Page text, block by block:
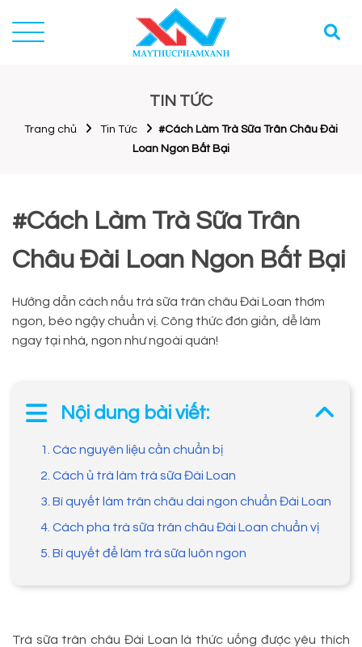
TIN TỨC
Trang chủ Tin Tức
#Cách Làm Trà Sữa Trân Châu Đài
Loan Ngon Bất Bại
#Cách Làm Trà Sữa Trân
Châu Đài Loan Ngon Bất Bại
Hướng dẫn cách nấu trà sữa trân châu Đài Loan thơm
ngon, béo ngậy chuẩn vị. Công thức đơn giản, dễ làm
ngay tại nhà, ngon như ngoài quán!
Nội dung bài viết:
1. Các nguyên liệu cần chuẩn bị
2. Cách ủ trà làm trà sữa Đài Loan
3. Bí quyết làm trân châu dai ngon chuẩn Đài Loan
4. Cách pha trà sữa trân châu Đài Loan chuẩn vị
5. Bí quyết để làm trà sữa luôn ngon
Trà sữa trân châu Đài Loan là thức uống được yêu thích